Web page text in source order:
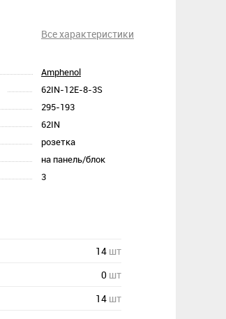
Все характеристики
Amphenol
62IN-12E-8-3S
295-193
62IN
розетка
на панель/блок
3
14 шт
0 шт
14 шт